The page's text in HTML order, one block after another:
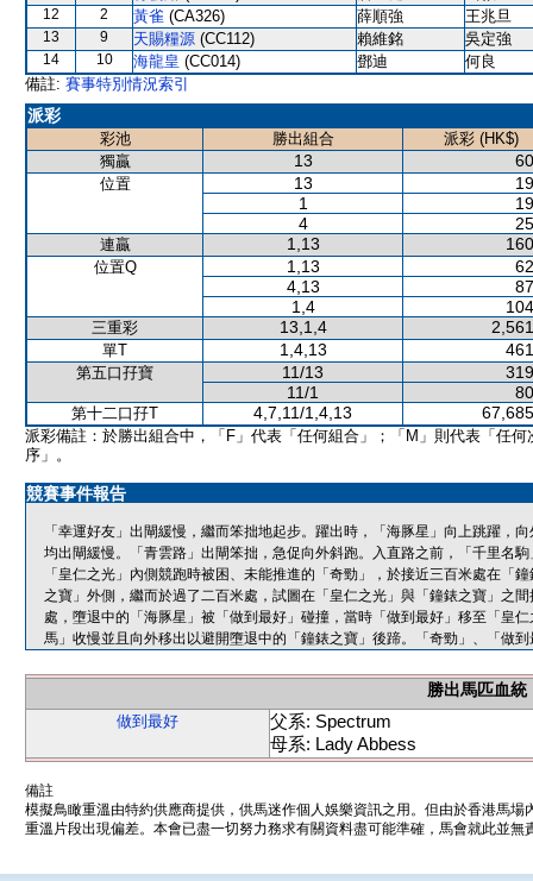
12 2 黃雀 (CA326) 薛順強 王兆旦
13 9 天賜糧源 (CC112) 賴維銘 吳定強
14 10 海龍皇 (CC014) 鄧迪
何良
備註: 賽事特別情況索引
派彩
彩池 勝出組合
派彩 (HK$)
獨贏
13
位置 13
1
4
連贏 1,13
位置Q 1,13
4,13
1,4
三重彩 13,1,4
單T 1,4,13
第五口孖寶 11/13
11/1
第十二口孖T 4,7,11/1,4,13
派彩備註：於勝出組合中，「F」代表「任何組合」；「M」則代表「任何
序」。
競賽事件報告
「幸運好友」出閘緩慢，繼而笨拙地起步。躍出時，「海豚星」向上跳躍，
均出閘緩慢。「青雲路」出閘笨拙，急促向外斜跑。入直路之前，「千里名
「皇仁之光」內側競跑時被困、未能推進的「奇勁」，於接近三百米處在「
之寶」外側，繼而於過了二百米處，試圖在「皇仁之光」與「鐘錶之寶」之
處，墮退中的「海豚星」被「做到最好」碰撞，當時「做到最好」移至「皇
馬」收慢並且向外移出以避開墮退中的「鐘錶之寶」後蹄。「奇勁」、「做
勝出馬匹血統
做到最好
父系: Spectrum
母系: Lady Abbess
備註
模擬鳥瞰重溫由特約供應商提供，供馬迷作個人娛樂資訊之用。但由於香港馬
重溫片段出現偏差。本會已盡一切努力務求有關資料盡可能準確，馬會就此並